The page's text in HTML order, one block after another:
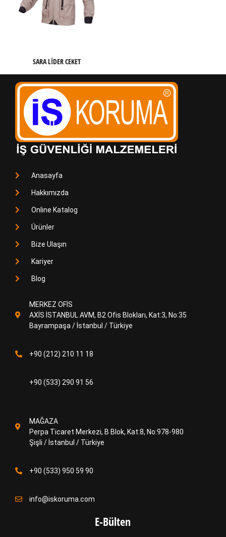
SARA LIDER CEKET
Anasayfa
Hakkımızda
Online Katalog
Ürünler
Bize Ulaşın
Kariyer
Blog
MERKEZ OFİS
AXİS İSTANBUL AVM, B2 Ofis Blokları, Kat:3, No:35
Bayrampaşa / İstanbul / Türkiye
+90 (212) 210 11 18
+90 (533) 290 91 56
MAĞAZA
Perpa Ticaret Merkezi, B Blok, Kat:8, No:978-980
Şişli / İstanbul / Türkiye
+90 (533) 950 59 90
info@iskoruma.com
E-Bülten